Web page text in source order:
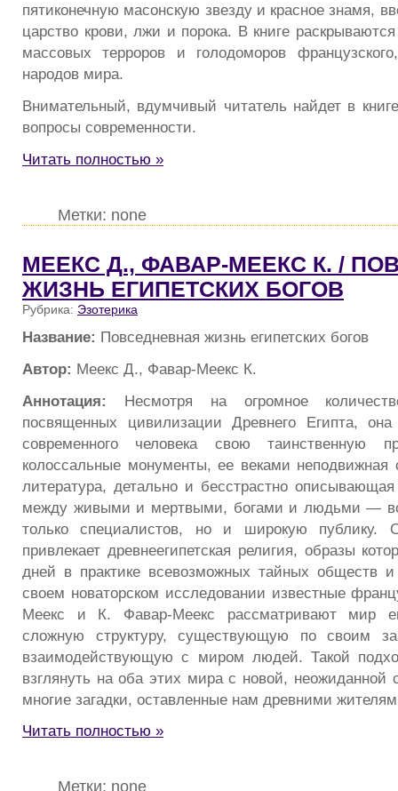
пятиконечную масонскую звезду и красное знамя,
царство крови, лжи и порока. В книге
массовых терроров и голодоморов
народов мира.
Внимательный, вдумчивый читатель найдет в
вопросы современности.
Читать полностью »
Метки: none
МЕЕКС Д., ФАВАР-МЕЕКС К. /
ЖИЗНЬ ЕГИПЕТСКИХ БОГОВ
Рубрика: Эзотерика
Название: Повседневная жизнь египетских богов
Автор: Меекс Д., Фавар-Меекс К.
Аннотация: Несмотря на огромное
посвященных цивилизации Древнего Египта, она
современного человека свою таинственную
колоссальные монументы, ее веками неподвижная
литература, детально и бесстрастно
между живыми и мертвыми, богами и людьми —
только специалистов, но и широкую публику.
привлекает древнеегипетская религия, образы
дней в практике всевозможных тайных обществ
своем новаторском исследовании известные
Меекс и К. Фавар-Меекс рассматривают мир
сложную структуру, существующую по своим
взаимодействующую с миром людей. Такой
взглянуть на оба этих мира с новой, неожиданной
многие загадки, оставленные нам древними
Читать полностью »
Метки: none